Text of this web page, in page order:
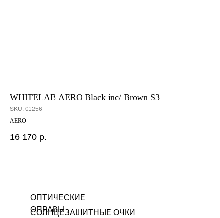
WHITELAB AERO Black inc/ Brown S3
SKU: 01256
AERO
16 170 р.
ОПТИЧЕСКИЕ
ОПРАВЫ
СОЛНЦЕЗАЩИТНЫЕ ОЧКИ